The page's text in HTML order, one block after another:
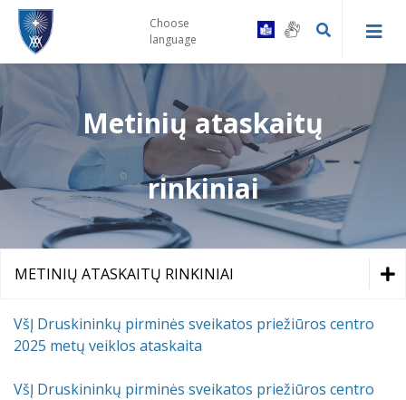
Kaip tapti Centro pacientu
Gydytojų konsultacinės komisijos
tvarka
Vairuotojų komisijos tvarka
Bendrosios praktikos slaugytojų
Informacija specialiuosius ar
pacientams
Druskininkų PSPC registratūra ir
gydytojų kabinetai
Leipalingio ambulatorija
Viečiūnų ambulatorija
Kalviškių kabinetas
Laukimo eilėje laikas
Prevencinės programos
Skiepai
Bendradarbiavimas su VSB
Choose
language
Metinių ataskaitų
rinkiniai
METINIŲ ATASKAITŲ RINKINIAI
Įstatai
VšĮ Druskininkų pirminės sveikatos priežiūros centro
2025 metų veiklos ataskaita
VšĮ Druskininkų pirminės sveikatos priežiūros centro